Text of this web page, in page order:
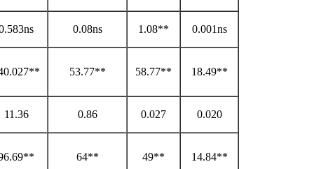
0.001ns
1.08**
0.08ns
18.49**
58.77**
53.77**
0.020
0.027
0.86
11.36
14.84**
49**
64**